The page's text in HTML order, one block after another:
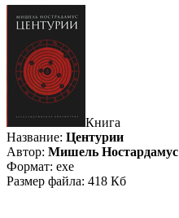
Книга
Название: Центурии
Автор: Мишель Ностардамус
Формат: exe
Размер файла: 418 Кб